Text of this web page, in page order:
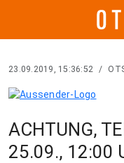
23.09.2019, 15:36:52 /
ACHTUNG,
25.09., 12:00